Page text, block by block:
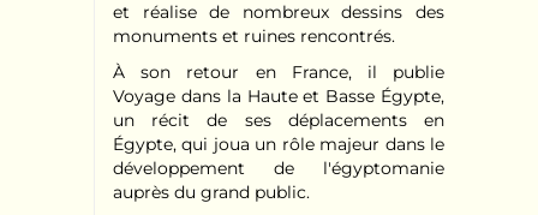
et réalise de nombreux dessins des
monuments et ruines rencontrés.
À son retour en France, il publie
Voyage dans la Haute et Basse Égypte,
un récit de ses déplacements en
Égypte, qui joua un rôle majeur dans le
développement de l'égyptomanie
auprès du grand public.